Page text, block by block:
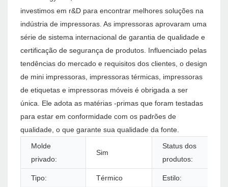
investimos em r&D para encontrar melhores soluções na
indústria de impressoras. As impressoras aprovaram uma
série de sistema internacional de garantia de qualidade e
certificação de segurança de produtos. Influenciado pelas
tendências do mercado e requisitos dos clientes, o design
de mini impressoras, impressoras térmicas, impressoras
de etiquetas e impressoras móveis é obrigada a ser
única. Ele adota as matérias -primas que foram testadas
para estar em conformidade com os padrões de
qualidade, o que garante sua qualidade da fonte.
Molde
privado:
Sim
Status dos
produtos:
Tipo: Térmico Estilo: